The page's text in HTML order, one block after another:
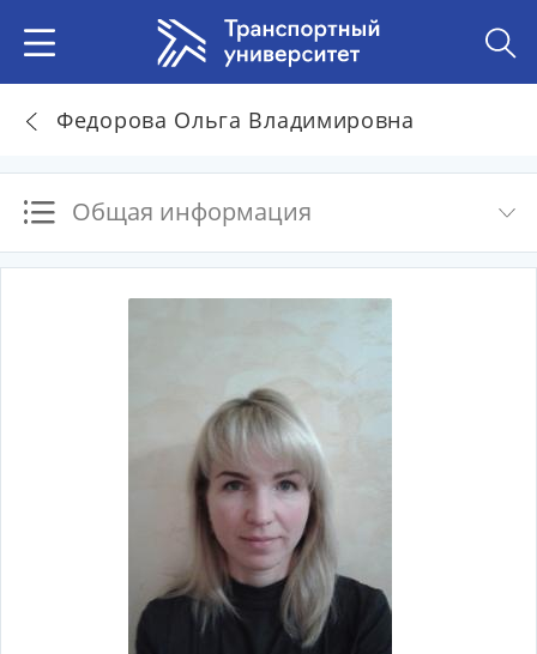
Федорова Ольга Владимировна
Общая информация